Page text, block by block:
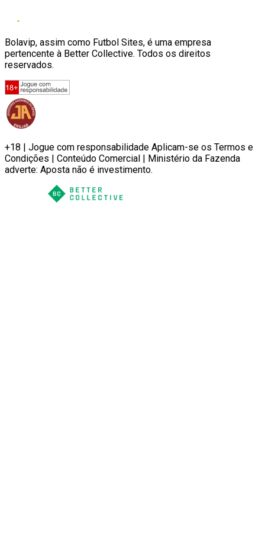
Bolavip, assim como Futbol Sites, é uma empresa
pertencente à Better Collective. Todos os direitos
reservados.
+18 | Jogue com responsabilidade Aplicam-se os Termos e
Condições | Conteúdo Comercial | Ministério da Fazenda
adverte: Aposta não é investimento.